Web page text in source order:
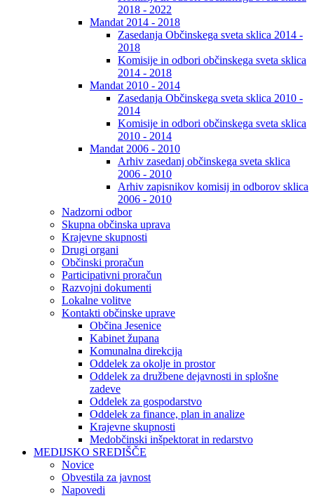
2018 - 2022
Mandat 2014 - 2018
Zasedanja Občinskega sveta sklica 2014 -
2018
Komisije in odbori občinskega sveta sklica
2014 - 2018
Mandat 2010 - 2014
Zasedanja Občinskega sveta sklica 2010 -
2014
Komisije in odbori občinskega sveta sklica
2010 - 2014
Mandat 2006 - 2010
Arhiv zasedanj občinskega sveta sklica
2006 - 2010
Arhiv zapisnikov komisij in odborov sklica
2006 - 2010
Nadzorni odbor
Skupna občinska uprava
Krajevne skupnosti
Drugi organi
Občinski proračun
Participativni proračun
Razvojni dokumenti
Lokalne volitve
Kontakti občinske uprave
Občina Jesenice
Kabinet župana
Komunalna direkcija
Oddelek za okolje in prostor
Oddelek za družbene dejavnosti in splošne
zadeve
Oddelek za gospodarstvo
Oddelek za finance, plan in analize
Krajevne skupnosti
Medobčinski inšpektorat in redarstvo
MEDIJSKO SREDIŠČE
Novice
Obvestila za javnost
Napovedi